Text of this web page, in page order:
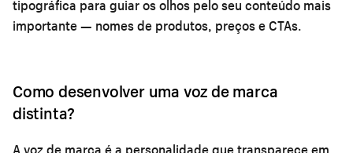
tipográfica para guiar os olhos pelo seu conteúdo mais
importante — nomes de produtos, preços e CTAs.
Como desenvolver uma voz de marca
distinta?
A voz de marca é a personalidade que transparece em